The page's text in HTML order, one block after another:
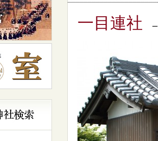
一目連社